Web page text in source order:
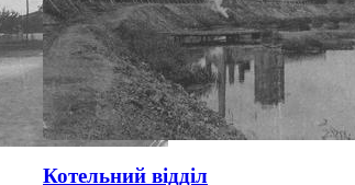
Котельний відділ